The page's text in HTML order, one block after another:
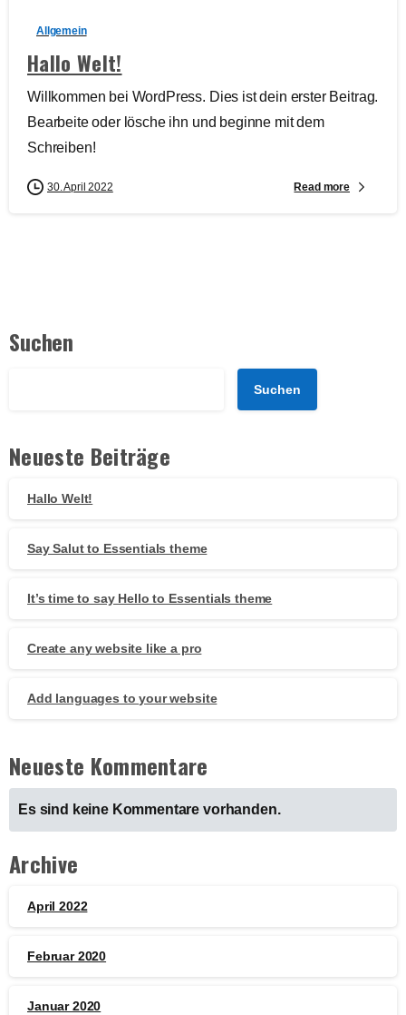
Allgemein
Hallo Welt!
Willkommen bei WordPress. Dies ist dein erster Beitrag.
Bearbeite oder lösche ihn und beginne mit dem
Schreiben!
30. April 2022 Read more
Suchen
Suchen
Neueste Beiträge
Hallo Welt!
Say Salut to Essentials theme
It’s time to say Hello to Essentials theme
Create any website like a pro
Add languages to your website
Neueste Kommentare
Es sind keine Kommentare vorhanden.
Archive
April 2022
Februar 2020
Januar 2020